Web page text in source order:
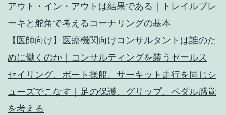
アウト・イン・アウトは結果である｜トレイルブレ
ーキと舵角で考えるコーナリングの基本
【医師向け】医療機関向けコンサルタントは誰のた
めに働くのか｜コンサルティングを装うセールス
セイリング、ボート操船、サーキット走行を同じシ
ューズでこなす｜足の保護、グリップ、ペダル感覚
を考える